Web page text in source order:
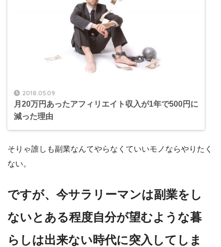
2018.05.09
月20万円あったアフィリエイト収入が1年で500円に
減った理由
そりゃ誰しも副業なんてやらなくていいモノならやりたく
ない。
ですが、今サラリーマンは副業をし
ないとある程度自分が望むような暮
らしは出来ない時代に突入してしま